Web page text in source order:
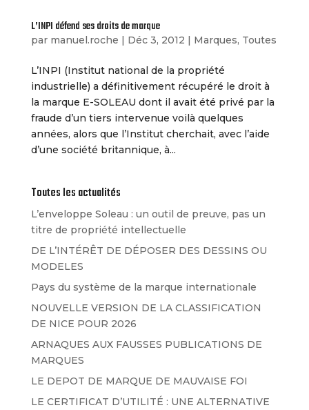
L’INPI défend ses droits de marque
par manuel.roche | Déc 3, 2012 | Marques, Toutes
L’INPI (Institut national de la propriété
industrielle) a définitivement récupéré le droit à
la marque E-SOLEAU dont il avait été privé par la
fraude d’un tiers intervenue voilà quelques
années, alors que l’Institut cherchait, avec l’aide
d’une société britannique, à...
Toutes les actualités
L’enveloppe Soleau : un outil de preuve, pas un
titre de propriété intellectuelle
DE L’INTÉRÊT DE DÉPOSER DES DESSINS OU
MODELES
Pays du système de la marque internationale
NOUVELLE VERSION DE LA CLASSIFICATION
DE NICE POUR 2026
ARNAQUES AUX FAUSSES PUBLICATIONS DE
MARQUES
LE DEPOT DE MARQUE DE MAUVAISE FOI
LE CERTIFICAT D’UTILITÉ : UNE ALTERNATIVE